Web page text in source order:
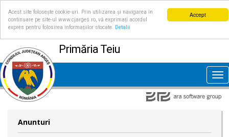
Accept
Acest site folosește cookie-uri. Prin utilizarea și navigarea în
continuare pe site-ul www.cjarges.ro, vă exprimați acordul
expres pentru folosirea informațiilor stocate.
Detalii
Primăria Teiu
Anunturi